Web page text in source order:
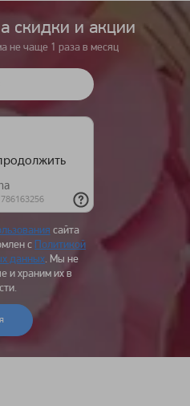
cкидки и акции
не чаще 1 раза в месяц
сайта
с Политикой
данных. Мы не
и храним их в